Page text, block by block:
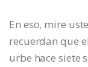
En eso, mire
recuerdan que
urbe hace siete